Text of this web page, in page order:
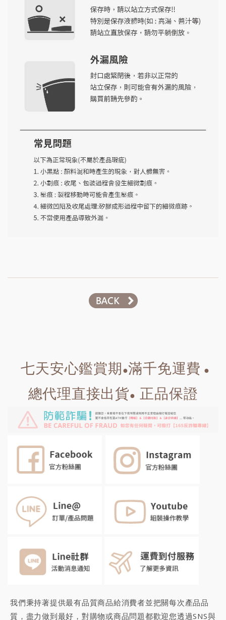
七天安心鑑賞期 ●滿千免運費 ●
總代理直接出貨● 正品保證
我們秉持著提供最有品質商品給消費者並把關每次產品品
質，盡力做到最好，對購物或商品問題都歡迎您透過SNS與